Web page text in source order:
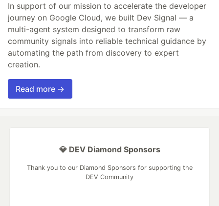
In support of our mission to accelerate the developer
journey on Google Cloud, we built Dev Signal — a
multi-agent system designed to transform raw
community signals into reliable technical guidance by
automating the path from discovery to expert
creation.
Read more →
💎 DEV Diamond Sponsors
Thank you to our Diamond Sponsors for supporting the
DEV Community